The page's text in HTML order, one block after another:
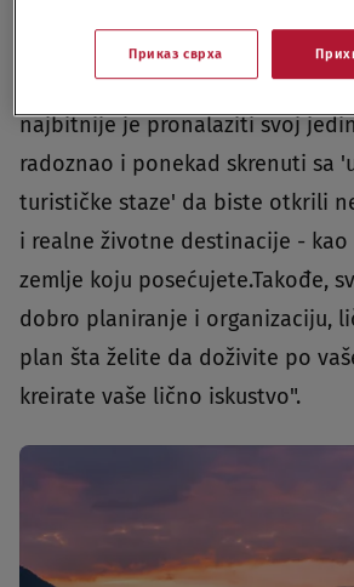
Katarina: "Posle mnogo godina
svetu i najrazličitijih iskustava
najbitnije je pronalaziti svoj
radoznao i ponekad skrenuti sa
turističke staze' da biste otkrili
i realne životne destinacije -
zemlje koju posećujete.Takođe,
dobro planiranje i organizaciju,
plan šta želite da doživite po
kreirate vaše lično iskustvo".
Приказ сврха